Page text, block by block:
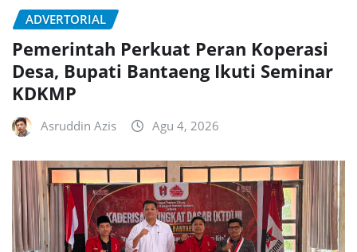
ADVERTORIAL
Pemerintah Perkuat Peran Koperasi
Desa, Bupati Bantaeng Ikuti Seminar
KDKMP
Asruddin Azis Agu 4, 2026